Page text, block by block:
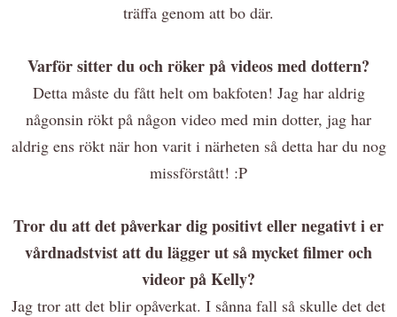
träffa genom att bo där.
Varför sitter du och röker på videos med dottern?
Detta måste du fått helt om bakfoten! Jag har aldrig
någonsin rökt på någon video med min dotter, jag har
aldrig ens rökt när hon varit i närheten så detta har du nog
missförstått! :P
Tror du att det påverkar dig positivt eller negativt i er
vårdnadstvist att du lägger ut så mycket filmer och
videor på Kelly?
Jag tror att det blir opåverkat. I sånna fall så skulle det det